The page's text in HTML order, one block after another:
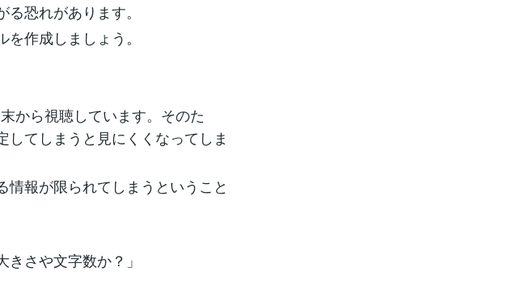
恐れがあります。
作成しましょう。
から視聴しています。そのた
てしまうと見にくくなってしま
情報が限られてしまうということ
きさや文字数か？」